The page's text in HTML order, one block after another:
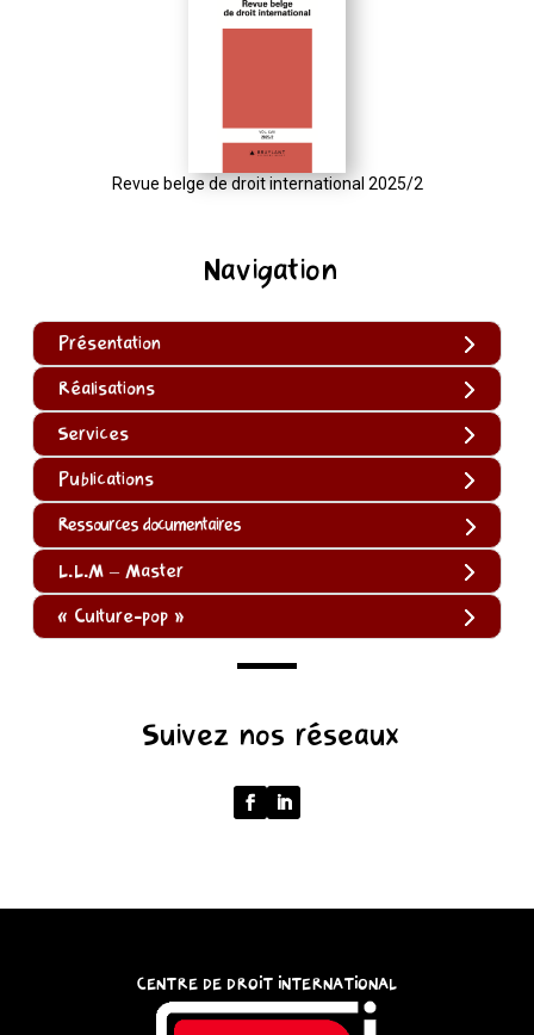
Navigation
Présentation
Réalisations
Services
Publications
Ressources documentaires
L.L.M – Master
« Culture-pop »
Suivez nos réseaux
Revue belge de droit international 2025/2
CENTRE DE DROIT INTERNATIONAL